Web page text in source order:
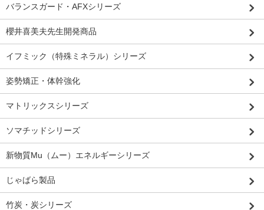
バランスガード・AFXシリーズ
櫻井喜美夫先生開発商品
イフミック（特殊ミネラル）シリーズ
姿勢矯正・体幹強化
マトリックスシリーズ
ソマチッドシリーズ
新物質Mu（ムー）エネルギーシリーズ
じゃばら製品
竹炭・炭シリーズ